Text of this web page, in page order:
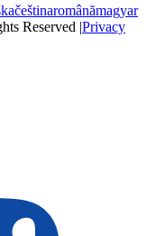
češtinaromânămagyar
Reserved |Privacy